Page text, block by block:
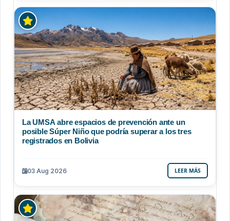
La UMSA abre espacios de prevención ante un
posible Súper Niño que podría superar a los tres
registrados en Bolivia
03 Aug 2026 LEER MÁS